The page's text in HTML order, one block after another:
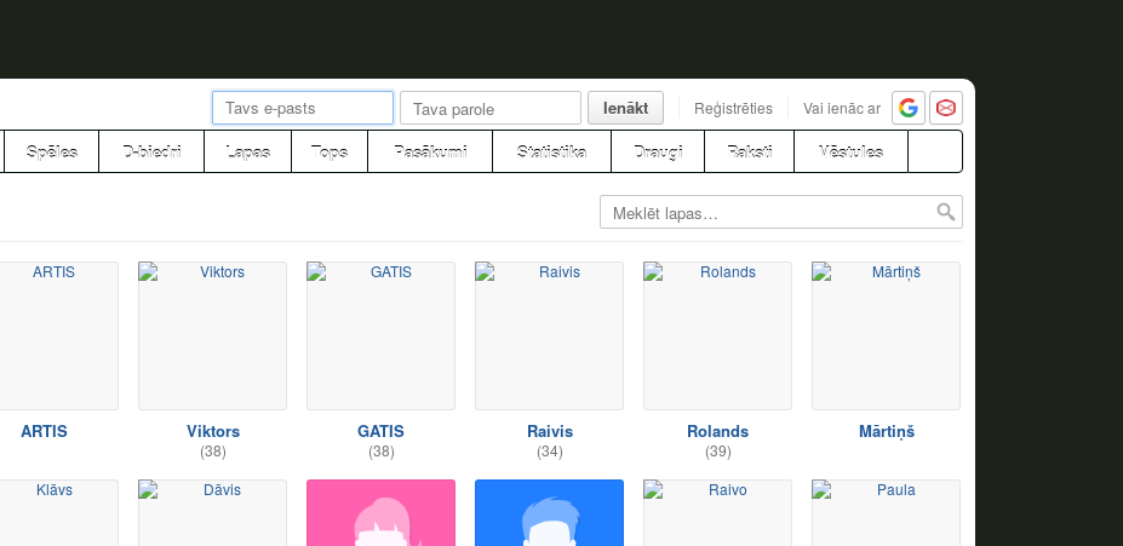
Ienākt Reģistrēties Vai ienāc ar
Spēles D-biedri Lapas Tops Pasākumi Statistika Draugi Raksti Vēstules
ARTIS Viktors
(38)
GATIS
(38)
Raivis
(34)
Rolands
(39)
Mārtiņš